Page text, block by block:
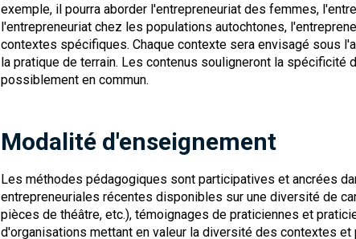
exemple, il pourra aborder l'entrepreneuriat des femmes,
l'entrepreneuriat chez les populations autochtones,
contextes spécifiques. Chaque contexte sera envisagé sous
la pratique de terrain. Les contenus souligneront la
possiblement en commun.
Modalité d'enseignement
Les méthodes pédagogiques sont participatives et ancrées
entrepreneuriales récentes disponibles sur une diversité de
pièces de théâtre, etc.), témoignages de praticiennes et
d'organisations mettant en valeur la diversité des contextes